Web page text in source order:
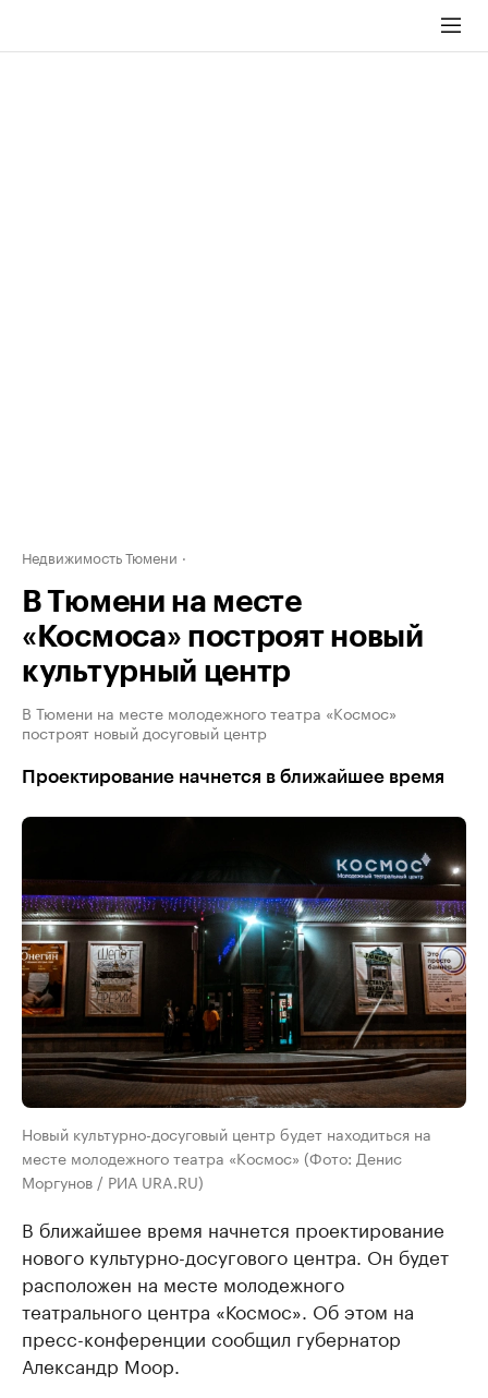
Недвижимость Тюмени
В Тюмени на месте
«Космоса» построят новый
культурный центр
В Тюмени на месте молодежного театра «Космос»
построят новый досуговый центр
Проектирование начнется в ближайшее время
Новый культурно-досуговый центр будет находиться на
месте молодежного театра «Космос» (Фото: Денис
Моргунов / РИА URA.RU)
В ближайшее время начнется проектирование
нового культурно-досугового центра. Он будет
расположен на месте молодежного
театрального центра «Космос». Об этом на
пресс-конференции сообщил губернатор
Александр Моор.